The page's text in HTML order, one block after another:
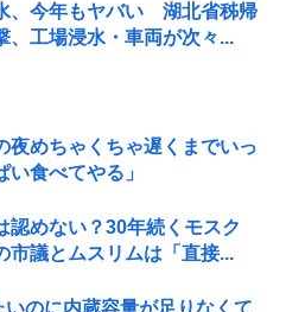
、今年もヤバい 湖北省秭帰
、工場浸水・車両が次々...
夜めちゃくちゃ遅くまでいっ
食べてやる」
認めない？30年続くモスク
議とムスリムは「直接...